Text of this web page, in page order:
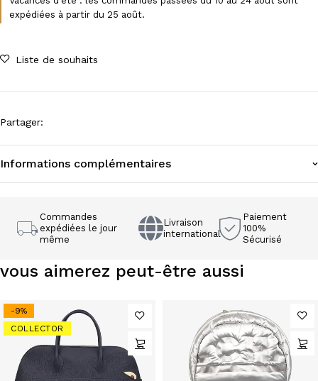
expédiées à partir du 25 août.
Liste de souhaits
Partager:
Informations complémentaires
Commandes
expédiées le jour
même
Livraison
international
Paiement
100%
Sécurisé
vous aimerez peut-être aussi
-9%
COLLECTOR